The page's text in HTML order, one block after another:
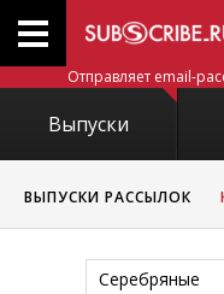
Отправляет email-
Выпуски
ВЫПУСКИ РАССЫЛОК
Серебряные